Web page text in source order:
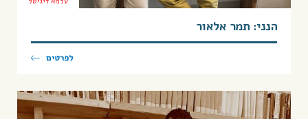
הנני: תמר אלאור
לפרטים